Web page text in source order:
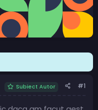
Subiect Autor #1